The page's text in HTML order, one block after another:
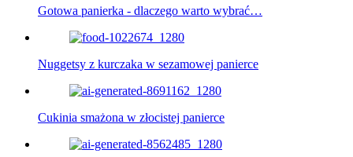
Gotowa panierka - dlaczego warto wybrać…
Nuggetsy z kurczaka w sezamowej panierce
Cukinia smażona w złocistej panierce